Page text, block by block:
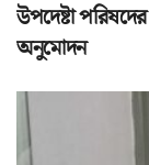
উপদেষ্টা
অনুমোদন